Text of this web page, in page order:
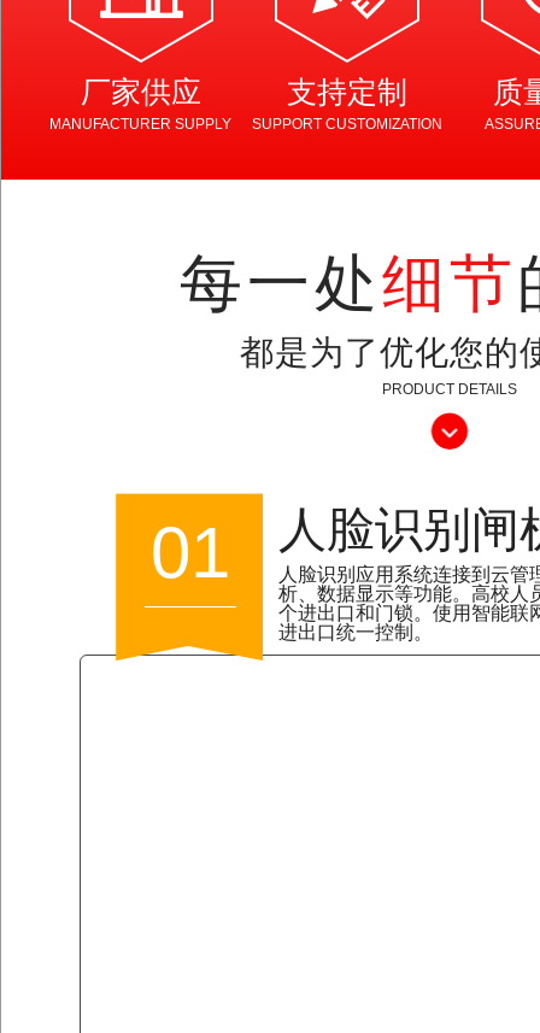
厂家供应
MANUFACTURER SUPPLY
支持定制
SUPPORT CUSTOMIZATION
质
每一处细节
都是为了优化您的
PRODUCT DETAILS
01 人脸识别闸
人脸识别应用系统连接到云
析、数据显示等功能。高校人
个进出口和门锁。使用智能联
进出口统一控制。